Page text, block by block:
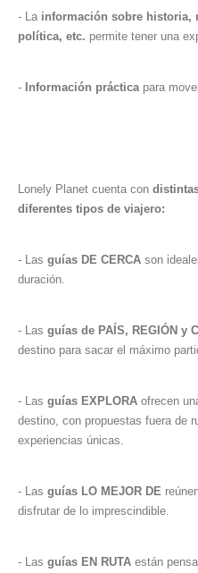
- La información sobre historia,
política, etc. permite tener una
- Información práctica para
Lonely Planet cuenta con
diferentes tipos de viajero:
- Las guías DE CERCA son
duración.
- Las guías de PAÍS, REGIÓN y
destino para sacar el máximo
- Las guías EXPLORA ofrecen
destino, con propuestas fuera de
experiencias únicas.
- Las guías LO MEJOR DE
disfrutar de lo imprescindible.
- Las guías EN RUTA están